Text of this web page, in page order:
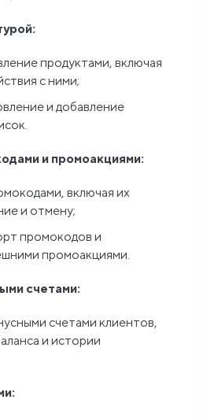
продуктами, включая
с ними;
и добавление
и промоакциями:
включая их
и отмену;
промокодов и
промоакциями.
счетами:
счетами клиентов,
и истории